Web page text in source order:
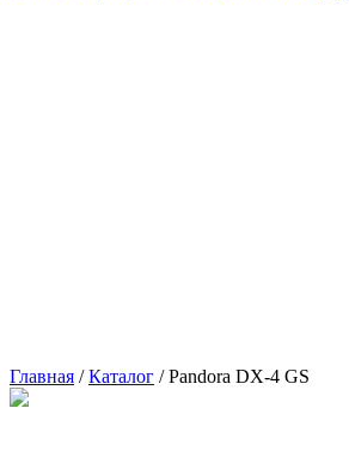
Главная / Каталог / Pandora DX-4 GS